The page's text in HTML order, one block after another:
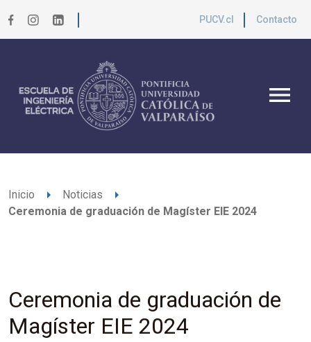
PUCV.cl Contacto
menu
Inicio arrow_right Noticias arrow_right
Ceremonia de graduación de Magíster EIE 2024
Ceremonia de graduación de
Magíster EIE 2024